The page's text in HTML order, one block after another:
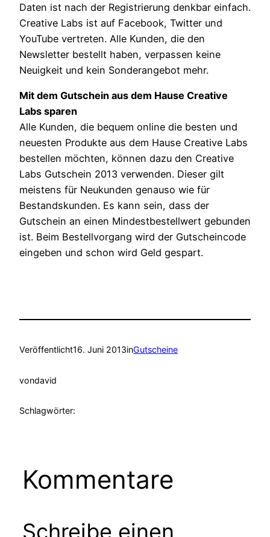
Daten ist nach der Registrierung denkbar einfach.
Creative Labs ist auf Facebook, Twitter und
YouTube vertreten. Alle Kunden, die den
Newsletter bestellt haben, verpassen keine
Neuigkeit und kein Sonderangebot mehr.
Mit dem Gutschein aus dem Hause Creative
Labs sparen
Alle Kunden, die bequem online die besten und
neuesten Produkte aus dem Hause Creative Labs
bestellen möchten, können dazu den Creative
Labs Gutschein 2013 verwenden. Dieser gilt
meistens für Neukunden genauso wie für
Bestandskunden. Es kann sein, dass der
Gutschein an einen Mindestbestellwert gebunden
ist. Beim Bestellvorgang wird der Gutscheincode
eingeben und schon wird Geld gespart.
Veröffentlicht16. Juni 2013inGutscheine
vondavid
Schlagwörter:
Kommentare
Schreibe einen